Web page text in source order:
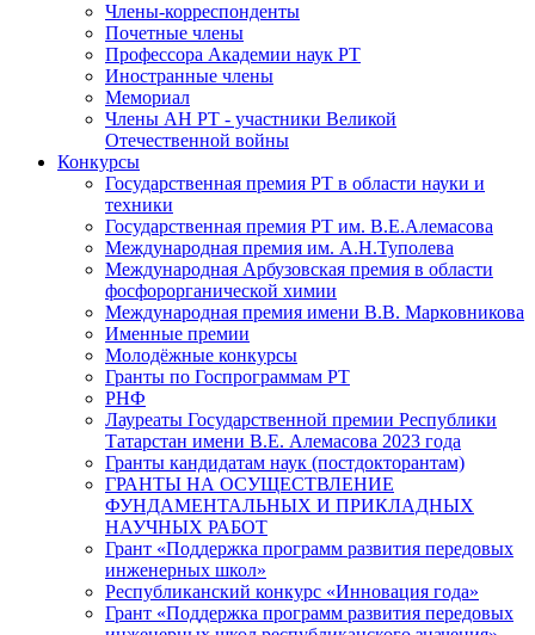
Члены-корреспонденты
Почетные члены
Профессора Академии наук РТ
Иностранные члены
Мемориал
Члены АН РТ - участники Великой
Отечественной войны
Конкурсы
Государственная премия РТ в области науки и
техники
Государственная премия РТ им. В.Е.Алемасова
Международная премия им. А.Н.Туполева
Международная Арбузовская премия в области
фосфорорганической химии
Международная премия имени В.В. Марковникова
Именные премии
Молодёжные конкурсы
Гранты по Госпрограммам РТ
РНФ
Лауреаты Государственной премии Республики
Татарстан имени В.Е. Алемасова 2023 года
Гранты кандидатам наук (постдокторантам)
ГРАНТЫ НА ОСУЩЕСТВЛЕНИЕ
ФУНДАМЕНТАЛЬНЫХ И ПРИКЛАДНЫХ
НАУЧНЫХ РАБОТ
Грант «Поддержка программ развития передовых
инженерных школ»
Республиканский конкурс «Инновация года»
Грант «Поддержка программ развития передовых